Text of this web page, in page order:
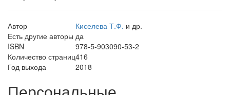
Автор Киселева Т.Ф. и др.
Есть другие авторы да
ISBN
978-5-903090-53-2
Количество страниц416
Год выхода
2018